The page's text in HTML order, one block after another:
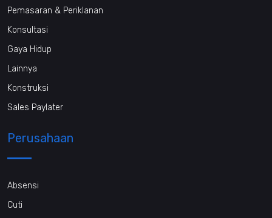
Pemasaran & Periklanan
Konsultasi
Gaya Hidup
Lainnya
Konstruksi
Sales Paylater
Perusahaan
Absensi
Cuti